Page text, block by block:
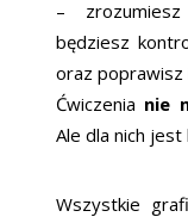
–
będziesz
oraz poprawisz
Ćwiczenia nie
Ale dla nich jest
Wszystkie